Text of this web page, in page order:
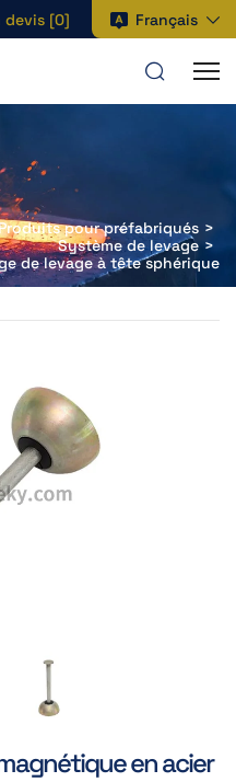
Français
devis [0]
pour préfabriqués
Système de levage
de levage à tête sphérique
en acier